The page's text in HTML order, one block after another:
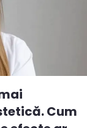
Cum